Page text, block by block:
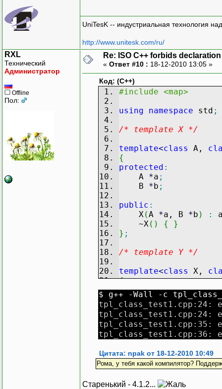
UniTesK -- индустриальная технология
http://www.unitesk.com/ru/
RXL
Технический
Администратор
Offline
Пол:
Re: ISO C++ forbids declaration
« Ответ #10 : 18-12-2010 13:05 »
Код: (C++)
#include <map>
using
namespace std ;
/* template X */
template<class A,
{
protected :
A *a ;
B *b ;
public :
X (A *a, B *b ) :
~X ( ) {
}
} ;
/* template Y */
template<class X,
{
public:
typedef map<int,
typedef
protected :
A*a;
XCollection x;
$ g++ -Wall -c
tpl_class_test1.cpp:24:
tpl_class_test1.cpp:24:
tpl_class_test1.cpp:35:
tpl_class_test1.cpp:36:
Цитата: npak от 18-12-2010 10:49
Рома, у тебя какой компилятор?
Старенький - 4.1.2...